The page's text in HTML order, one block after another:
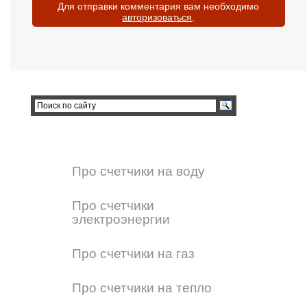
Для отправки комментария вам необходимо
авторизоваться
Про счетчики на воду
Про счетчики
электроэнергии
Про счетчики на газ
Про счетчики на тепло